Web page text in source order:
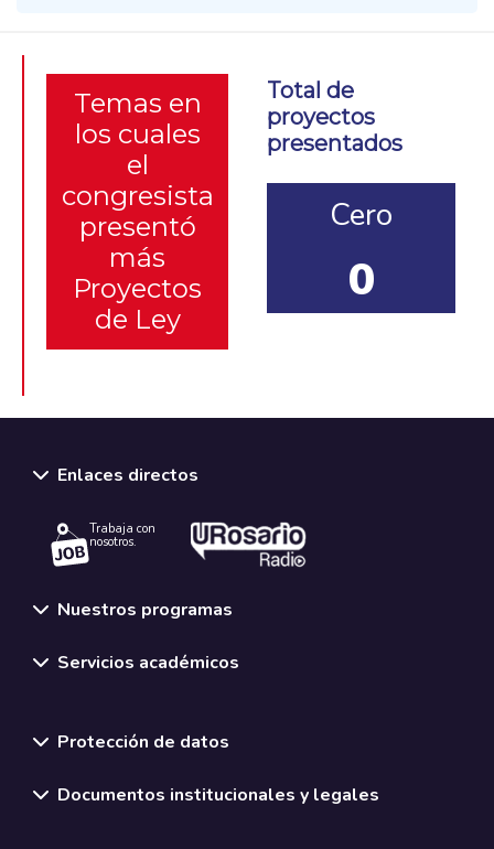
Temas en
los cuales
el
congresista
presentó
más
Proyectos
de Ley
Total de
proyectos
presentados
Cero
0
Enlaces directos
Trabaja con
nosotros.
Nuestros programas
Servicios académicos
Protección de datos
Documentos institucionales y legales